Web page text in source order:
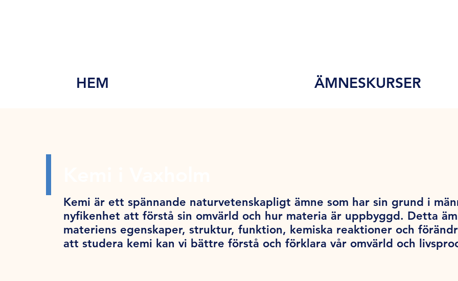
HEM ÄMNESKURSER
Kemi är ett spännande naturvetenskapligt ämne som har sin grund i
nyfikenhet att förstå sin omvärld och hur materia är uppbyggd. Detta
materiens egenskaper, struktur, funktion, kemiska reaktioner och
att studera kemi kan vi bättre förstå och förklara vår omvärld och